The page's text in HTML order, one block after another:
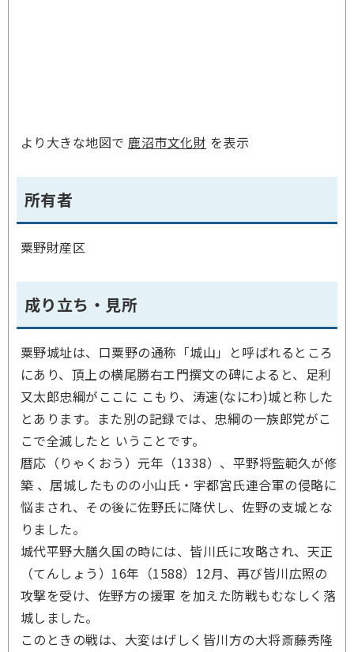
より大きな地図で鹿沼市文化財 を表示
所有者
粟野財産区
成り立ち・見所
粟野城址は、口粟野の通称「城山」と呼ばれるところ
にあり、頂上の横尾勝右エ門撰文の碑によると、足利
又太郎忠綱がここに こもり、涛速(なにわ)城と称した
とあります。また別の記録では、忠綱の一族郎党がこ
こで全滅したと いうことです。
暦応（りゃくおう）元年（1338）、平野将監範久が修
築 、居城したものの小山氏・宇都宮氏連合軍の侵略に
悩まされ、その後に佐野氏に降伏し、佐野の支城とな
りました。
城代平野大膳久国の時には、皆川氏に攻略され、天正
（てんしょう）16年（1588）12月、再び皆川広照の
攻撃を受け、佐野方の援軍 を加えた防戦もむなしく落
城しました。
このときの戦は、大変はげしく皆川方の大将斎藤秀隆